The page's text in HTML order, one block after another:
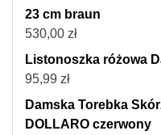
23 cm braun
530,00 zł
Listonoszka różowa
95,99 zł
Damska Torebka
DOLLARO czerwony